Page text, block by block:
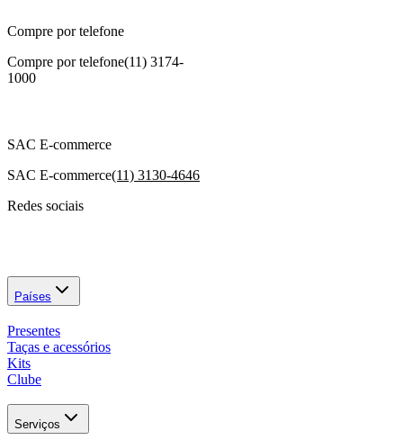
Compre por telefone
Compre por telefone(11) 3174-
1000
SAC E-commerce
SAC E-commerce(11) 3130-4646
Redes sociais
Países
Presentes
Taças e acessórios
Kits
Clube
Serviços